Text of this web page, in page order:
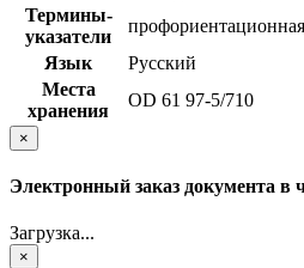
Термины-
указатели
Язык
Русский
Места
хранения
OD 61 97-5/710
×
Электронный заказ документа в
Загрузка...
×